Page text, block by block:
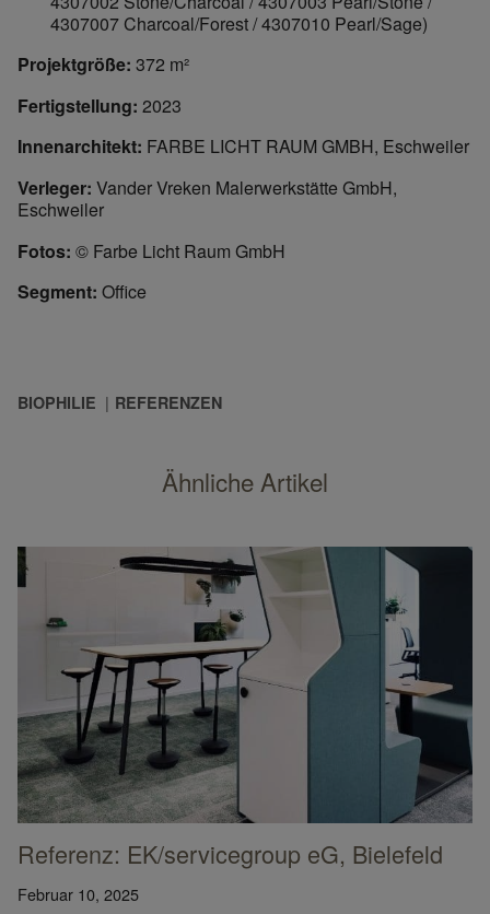
4307007 Charcoal/Forest / 4307010 Pearl/Sage)
Projektgröße: 372 m²
Fertigstellung: 2023
Innenarchitekt: FARBE LICHT RAUM GMBH, Eschweiler
Verleger: Vander Vreken Malerwerkstätte GmbH,
Eschweiler
Fotos: © Farbe Licht Raum GmbH
Segment: Office
BIOPHILIE REFERENZEN
Ähnliche Artikel
Referenz: EK/servicegroup eG, Bielefeld
Februar 10, 2025